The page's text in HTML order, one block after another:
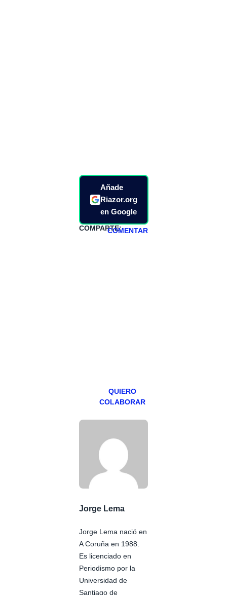
Añade
Riazor.org
en Google
COMPARTE:COMENTAR
QUIERO
COLABORAR
Jorge Lema
Jorge Lema nació en
A Coruña en 1988.
Es licenciado en
Periodismo por la
Universidad de
Santiago de